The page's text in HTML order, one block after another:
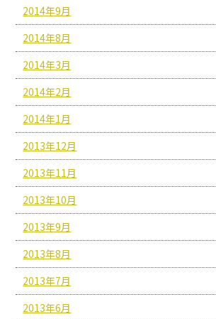
2014年9月
2014年8月
2014年3月
2014年2月
2014年1月
2013年12月
2013年11月
2013年10月
2013年9月
2013年8月
2013年7月
2013年6月